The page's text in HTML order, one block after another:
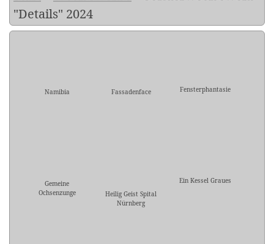
"Details" 2024
Namibia Fassadenface Fensterphantasie
Gemeine
Ochsenzunge
Heilig Geist Spital
Nürnberg
Ein Kessel Graues